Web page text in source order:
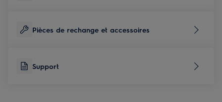
Pièces de rechange et accessoires
Support